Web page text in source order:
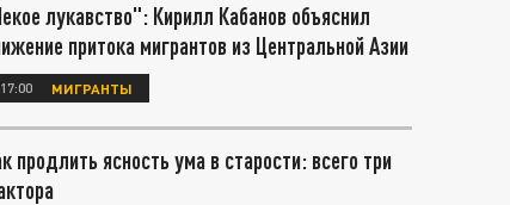
лукавство": Кирилл Кабанов объяснил
притока мигрантов из Центральной Азии
17:00 МИГРАНТЫ
продлить ясность ума в старости: всего три